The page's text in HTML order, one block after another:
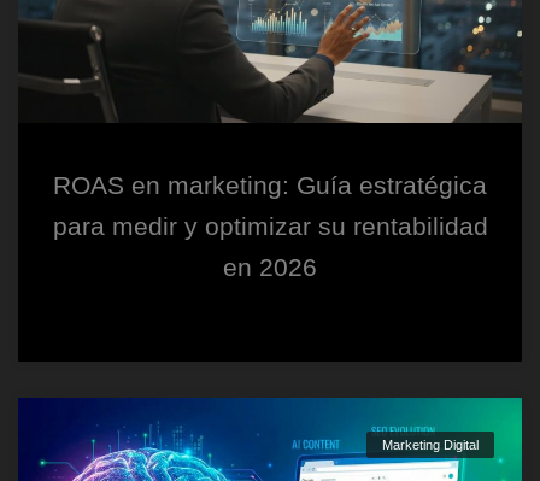
ROAS en marketing: Guía estratégica
para medir y optimizar su rentabilidad
en 2026
Marketing Digital